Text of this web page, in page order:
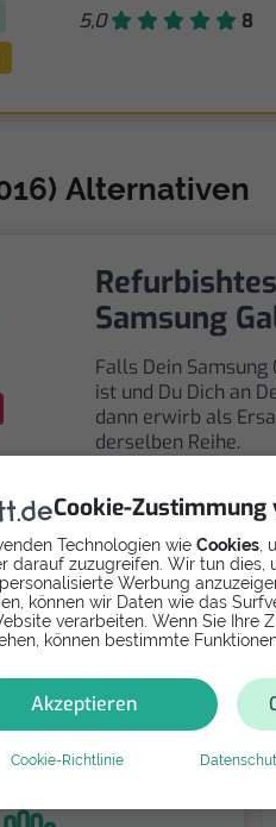
Cookie-
Technologien wie Cookies
darauf zuzugreifen. Wir tun dies,
Werbung
können wir Daten wie das
verarbeiten. Wenn Sie Ihre
können bestimmte
Akzeptieren
Cookie-Richtlinie
5,0
8
Alternativen
Samsung
Falls Dein
ist und Du Dich an
dann erwirb als
derselben Reihe.
Selbst
Videoanleitung selbst.